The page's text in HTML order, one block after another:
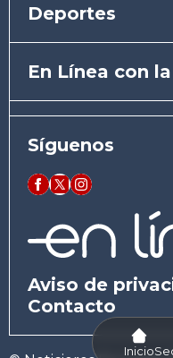
Deportes
En Línea con
Síguenos
Aviso de
Contacto
Inicio